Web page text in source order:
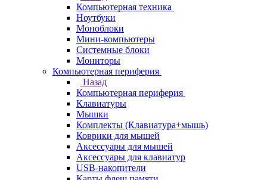
Компьютерная техника
Ноутбуки
Моноблоки
Мини-компьютеры
Системные блоки
Мониторы
Компьютерная периферия
Назад
Компьютерная периферия
Клавиатуры
Мышки
Комплекты (Клавиатура+мышь)
Коврики для мышей
Аксессуары для мышей
Аксессуары для клавиатур
USB-накопители